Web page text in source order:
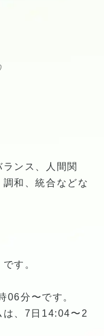
ンス、人間関
和、統合などな
す。
06分〜です。
は、7日14:04〜2